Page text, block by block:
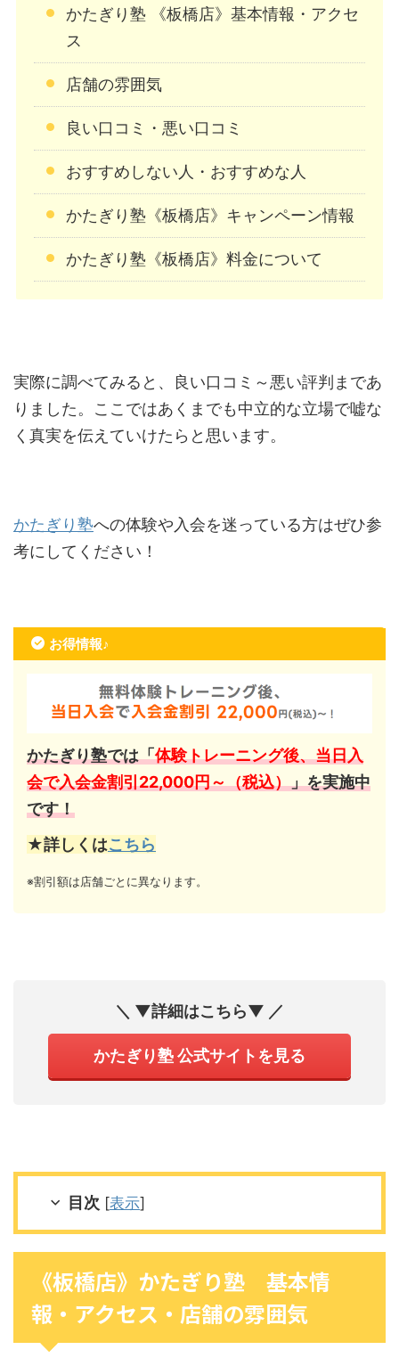
かたぎり塾 《板橋店》基本情報・アクセ
ス
店舗の雰囲気
良い口コミ・悪い口コミ
おすすめしない人・おすすめな人
かたぎり塾《板橋店》キャンペーン情報
かたぎり塾《板橋店》料金について
実際に調べてみると、良い口コミ～悪い評判まであ
りました。ここではあくまでも中立的な立場で嘘な
く真実を伝えていけたらと思います。
かたぎり塾への体験や入会を迷っている方はぜひ参
考にしてください！
お得情報♪
かたぎり塾では「体験トレーニング後、当日入
会で入会金割引22,000円～（税込）」を実施中
です！
★詳しくはこちら
※割引額は店舗ごとに異なります。
＼ ▼詳細はこちら▼ ／
かたぎり塾 公式サイトを見る
目次 [表示]
《板橋店》かたぎり塾 基本情
報・アクセス・店舗の雰囲気